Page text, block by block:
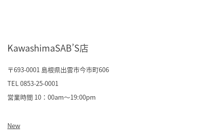
KawashimaSAB’S店
〒693-0001 島根県出雲市今市町606
TEL 0853-25-0001
営業時間 10：00am～19:00pm
New